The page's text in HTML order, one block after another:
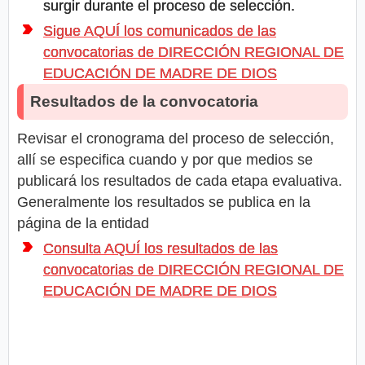
surgir durante el proceso de selección.
Sigue AQUÍ los comunicados de las
convocatorias de DIRECCIÓN REGIONAL DE
EDUCACIÓN DE MADRE DE DIOS
Resultados de la convocatoria
Revisar el cronograma del proceso de selección,
allí se especifica cuando y por que medios se
publicará los resultados de cada etapa evaluativa.
Generalmente los resultados se publica en la
página de la entidad
Consulta AQUÍ los resultados de las
convocatorias de DIRECCIÓN REGIONAL DE
EDUCACIÓN DE MADRE DE DIOS